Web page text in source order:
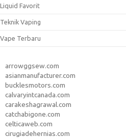
Liquid Favorit
Teknik Vaping
Vape Terbaru
arrowggsew.com
asianmanufacturer.com
bucklesmotors.com
calvaryintcanada.com
carakeshagrawal.com
catchabigone.com
celticaweb.com
cirugiadehernias.com